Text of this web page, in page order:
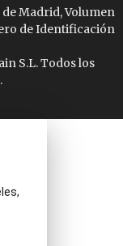
Madrid, Volumen
de Identificación
S.L. Todos los